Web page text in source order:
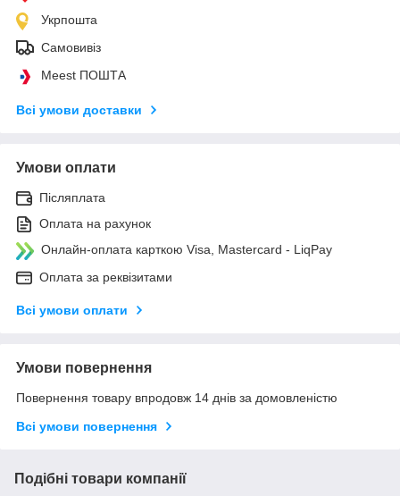
Укрпошта
Самовивіз
Meest ПОШТА
Всі умови доставки
Умови оплати
Післяплата
Оплата на рахунок
Онлайн-оплата карткою Visa, Mastercard - LiqPay
Оплата за реквізитами
Всі умови оплати
Умови повернення
Повернення товару впродовж 14 днів за домовленістю
Всі умови повернення
Подібні товари компанії